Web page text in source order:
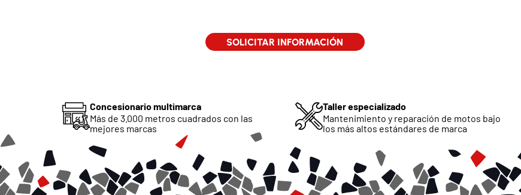
Concesionario multimarca
Más de 3.000 metros cuadrados con las
mejores marcas
Taller especializado
Mantenimiento y reparación de motos bajo
los más altos estándares de marca